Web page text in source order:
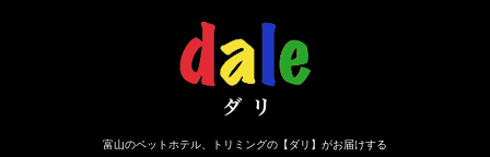
富山のペットホテル、トリミングの【ダリ】がお届けする